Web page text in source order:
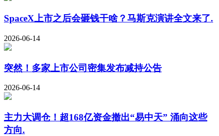
SpaceX上市之后会砸钱干啥？马斯克演讲全文来了.
2026-06-14
突然！多家上市公司密集发布减持公告
2026-06-14
主力大调仓！超168亿资金撤出“易中天” 涌向这些
方向.